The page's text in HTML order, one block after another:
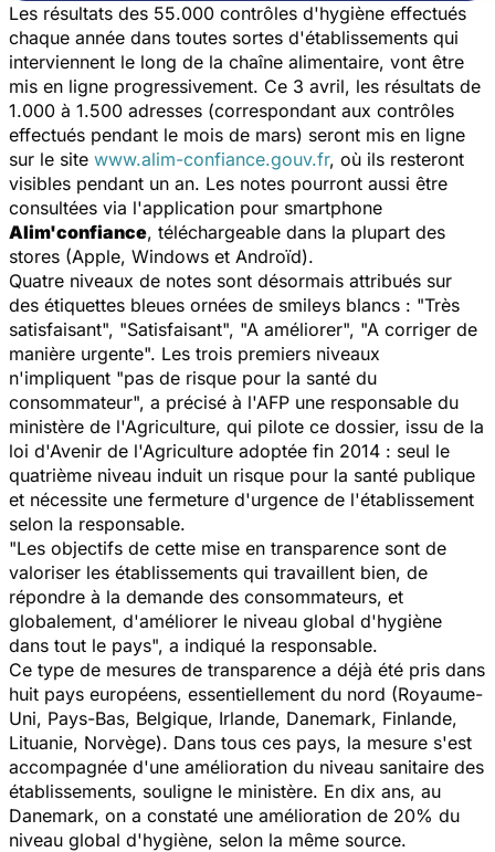
Les résultats des 55.000 contrôles d'hygiène effectués
chaque année dans toutes sortes d'établissements qui
interviennent le long de la chaîne alimentaire, vont être
mis en ligne progressivement. Ce 3 avril, les résultats de
1.000 à 1.500 adresses (correspondant aux contrôles
effectués pendant le mois de mars) seront mis en ligne
sur le site www.alim-confiance.gouv.fr, où ils resteront
visibles pendant un an. Les notes pourront aussi être
consultées via l'application pour smartphone
Alim'confiance, téléchargeable dans la plupart des
stores (Apple, Windows et Androïd).
Quatre niveaux de notes sont désormais attribués sur
des étiquettes bleues ornées de smileys blancs : "Très
satisfaisant", "Satisfaisant", "A améliorer", "A corriger de
manière urgente". Les trois premiers niveaux
n'impliquent "pas de risque pour la santé du
consommateur", a précisé à l'AFP une responsable du
ministère de l'Agriculture, qui pilote ce dossier, issu de la
loi d'Avenir de l'Agriculture adoptée fin 2014 : seul le
quatrième niveau induit un risque pour la santé publique
et nécessite une fermeture d'urgence de l'établissement
selon la responsable.
"Les objectifs de cette mise en transparence sont de
valoriser les établissements qui travaillent bien, de
répondre à la demande des consommateurs, et
globalement, d'améliorer le niveau global d'hygiène
dans tout le pays", a indiqué la responsable.
Ce type de mesures de transparence a déjà été pris dans
huit pays européens, essentiellement du nord (Royaume-
Uni, Pays-Bas, Belgique, Irlande, Danemark, Finlande,
Lituanie, Norvège). Dans tous ces pays, la mesure s'est
accompagnée d'une amélioration du niveau sanitaire des
établissements, souligne le ministère. En dix ans, au
Danemark, on a constaté une amélioration de 20% du
niveau global d'hygiène, selon la même source.